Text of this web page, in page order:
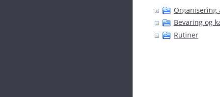
Organisering
Bevaring og
Rutiner